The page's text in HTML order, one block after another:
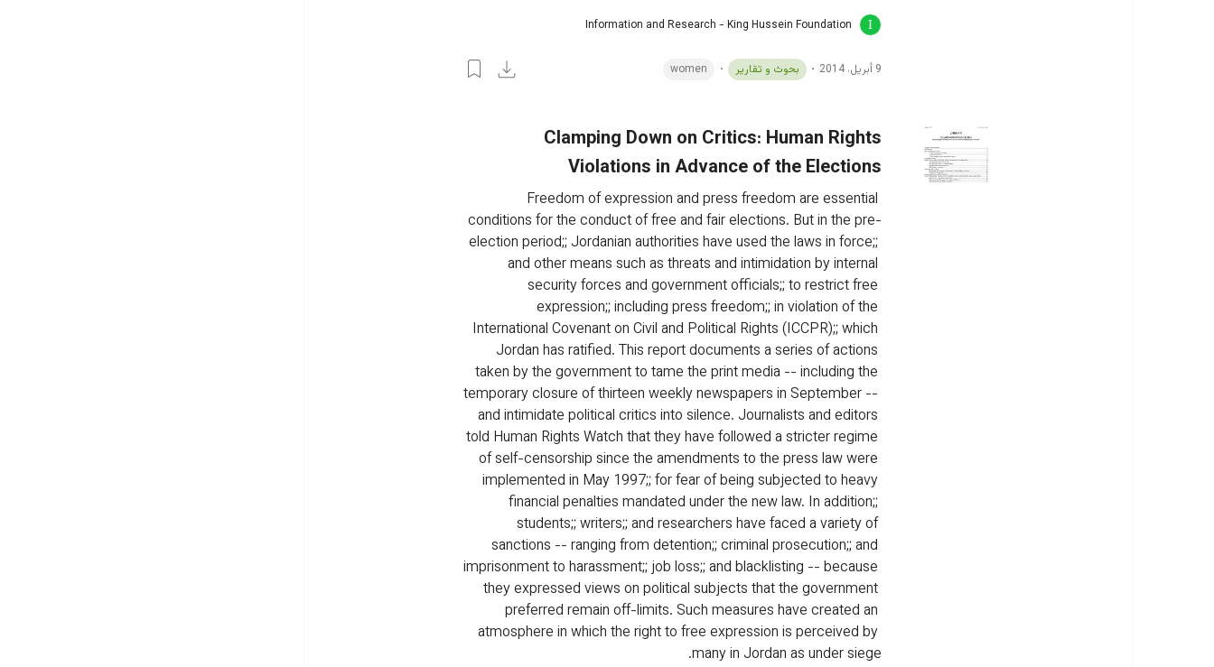
Information and Research - King Hussein Foundation
9 أبريل، 2014 بحوث و تقارير women
Clamping Down on Critics: Human Rights
Violations in Advance of the Elections
Freedom of expression and press freedom are essential
conditions for the conduct of free and fair elections. But in the pre-
election period;; Jordanian authorities have used the laws in force;;
and other means such as threats and intimidation by internal
security forces and government officials;; to restrict free
expression;; including press freedom;; in violation of the
International Covenant on Civil and Political Rights (ICCPR);; which
Jordan has ratified. This report documents a series of actions
taken by the government to tame the print media -- including the
temporary closure of thirteen weekly newspapers in September --
and intimidate political critics into silence. Journalists and editors
told Human Rights Watch that they have followed a stricter regime
of self-censorship since the amendments to the press law were
implemented in May 1997;; for fear of being subjected to heavy
financial penalties mandated under the new law. In addition;;
students;; writers;; and researchers have faced a variety of
sanctions -- ranging from detention;; criminal prosecution;; and
imprisonment to harassment;; job loss;; and blacklisting -- because
they expressed views on political subjects that the government
preferred remain off-limits. Such measures have created an
atmosphere in which the right to free expression is perceived by
many in Jordan as under siege.